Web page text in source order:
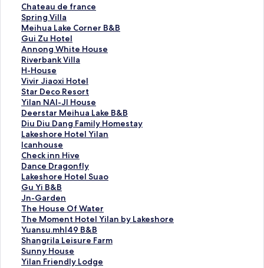
Chateau de france
C
h
a
t
e
a
u
d
e
f
r
a
n
c
e
的
連
結
Spring Villa
S
p
r
i
n
g
V
i
l
l
a
的
連
結
Meihua Lake Corner B&B
M
e
i
h
u
a
L
a
k
e
C
o
r
n
e
r
B
&
B
的
連
結
Gui Zu Hotel
G
u
i
Z
u
H
o
t
e
l
的
連
結
Annong White House
A
n
n
o
n
g
W
h
i
t
e
H
o
u
s
e
的
連
結
Riverbank Villa
R
i
v
e
r
b
a
n
k
V
i
l
l
a
的
連
結
H-House
H
-
H
o
u
s
e
的
連
結
Vivir Jiaoxi Hotel
V
i
v
i
r
J
i
a
o
x
i
H
o
t
e
l
的
連
Star Deco Resort
S
t
a
r
D
e
c
o
R
e
s
o
r
t
的
連
結
Yilan NAI-JI House
Y
i
l
a
n
N
A
I
-
J
I
H
o
u
s
e
Deerstar Meihua Lake B&B
D
e
e
r
s
t
a
r
M
e
i
h
u
a
L
Diu Diu Dang Family Homestay
D
i
u
D
i
u
D
a
n
g
F
a
m
i
Lakeshore Hotel Yilan
L
a
k
e
s
h
o
r
e
H
o
t
e
Icanhouse
I
c
a
n
h
o
u
s
e
的
連
結
Check inn Hive
C
h
e
c
k
i
n
n
H
i
v
Dance Dragonfly
D
a
n
c
e
D
r
a
g
o
Lakeshore Hotel Suao
L
a
k
e
s
h
o
r
e
Gu Yi B&B
G
u
Y
i
B
&
B
的
Jn-Garden
J
n
-
G
a
r
d
The House Of Water
T
h
e
H
o
u
The Moment Hotel Yilan by Lakeshore
T
h
e
M
o
Yuansu.mhl49 B&B
Y
u
a
n
Shangrila Leisure Farm
S
h
a
Sunny House
S
u
Yilan Friendly Lodge
Y